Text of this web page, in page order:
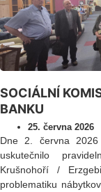
SOCIÁLNÍ
BANKU
25. června 2026
Dne 2. června
uskutečnilo
Krušnohoří /
problematiku